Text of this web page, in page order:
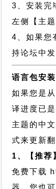
3、安装完
左侧【主
4、如果
持论坛中
语言包安装
如果您是
译进度已
主题的中
式来更新翻
1、【推荐
免费下载
器，您也